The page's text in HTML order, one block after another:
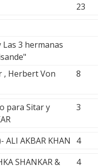
23
3 hermanas
, Herbert Von
8
para Sitar y
3
AKBAR KHAN
4
SHANKAR &
4